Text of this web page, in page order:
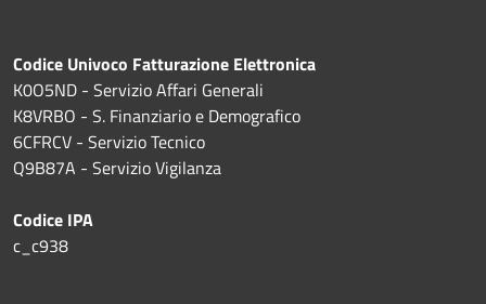
Codice Univoco Fatturazione Elettronica
K0O5ND - Servizio Affari Generali
K8VRBO - S. Finanziario e Demografico
6CFRCV - Servizio Tecnico
Q9B87A - Servizio Vigilanza
Codice IPA
c_c938